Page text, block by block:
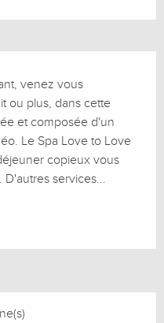
venez vous
ou plus, dans cette
et composée d'un
Le Spa Love to Love
copieux vous
services...